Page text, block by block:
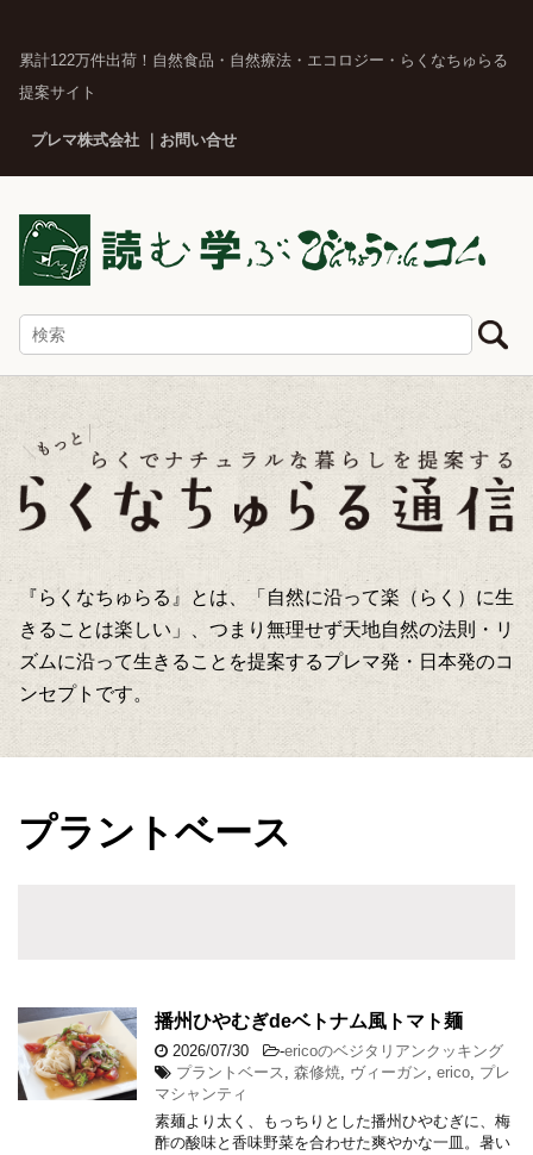
累計122万件出荷！自然食品・自然療法・エコロジー・らくなちゅらる
提案サイト
プレマ株式会社 お問い合せ
『らくなちゅらる』とは、「自然に沿って楽（らく）に生
きることは楽しい」、つまり無理せず天地自然の法則・リ
ズムに沿って生きることを提案するプレマ発・日本発のコ
ンセプトです。
プラントベース
播州ひやむぎdeベトナム風トマト麺
2026/07/30 -ericoのベジタリアンクッキング
プラントベース , 森修焼, ヴィーガン, erico, プレ
マシャンティ
素麺より太く、もっちりとした播州ひやむぎに、梅
酢の酸味と香味野菜を合わせた爽やかな一皿。暑い